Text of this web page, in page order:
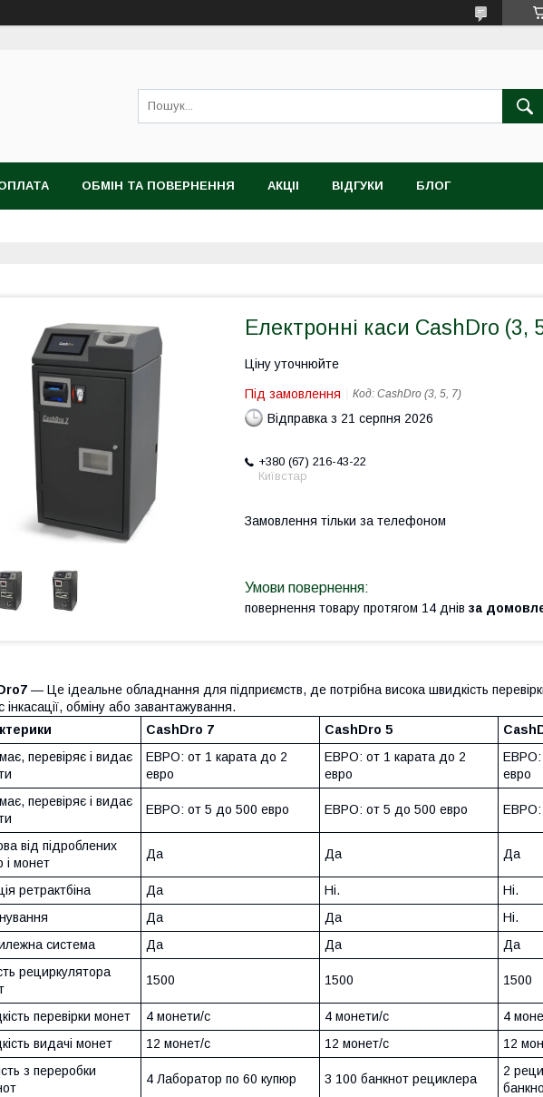
ОБМІН ТА ПОВЕРНЕННЯ АКЦІІ ВІДГУКИ БЛОГ
Електронні каси CashDro (3,
Ціну уточнюйте
Під замовлення Код: CashDro (3, 5, 7)
Відправка з 21 серпня 2026
+380 (67) 216-43-22
Київстар
Замовлення тільки за телефоном
повернення товару протягом 14 днів за
— Це ідеальне обладнання для підприємств, де потрібна висока швидкість
інкасації, обміну або завантажування.
CashDro 7 CashDro 5
перевіряє і видає
ЕВРО: от 1 карата до 2
евро
ЕВРО: от 1 карата до 2
евро
ЕВРО:
евро
перевіряє і видає
ЕВРО: от 5 до 500 евро ЕВРО: от 5 до 500 евро ЕВРО:
від підроблених
і монет
Да Да Да
ретрактбіна Да Ні.
Ні.
Да Да
Ні.
система
Да Да
Да
рециркулятора
1500 1500 1500
перевірки монет 4 монети/с 4 монети/с
4
видачі монет
12 монет/с 12 монет/с
12
з переробки
4 Лаборатор по 60 купюр 3 100 банкнот рециклера
2